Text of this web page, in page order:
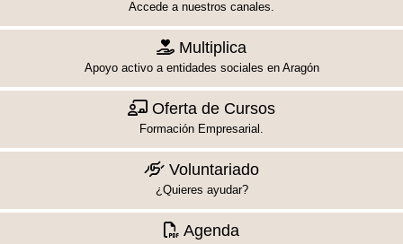
Accede a nuestros canales.
Multiplica
Apoyo activo a entidades sociales en Aragón
Oferta de Cursos
Formación Empresarial.
Voluntariado
¿Quieres ayudar?
Agenda